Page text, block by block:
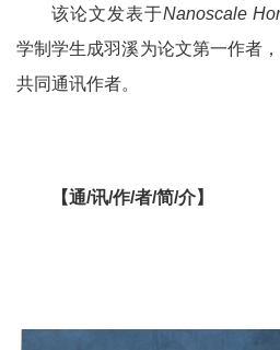
该论文发表于Nanoscale
学制学生成羽溪为论文第一作者
共同通讯作者。
【通/讯/作/者/简/介】